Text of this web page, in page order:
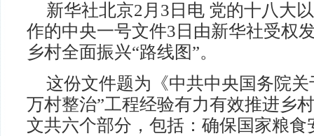
新华社北京2月3日电 党的十八大
作的中央一号文件3日由新华社受权
乡村全面振兴“路线图”。
这份文件题为《中共中央国务院
万村整治”工程经验有力有效推进乡
文共六个部分，包括：确保国家粮